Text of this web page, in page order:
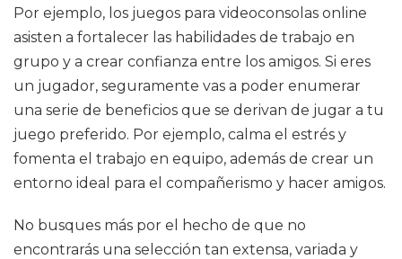
Por ejemplo, los juegos para videoconsolas online
asisten a fortalecer las habilidades de trabajo en
grupo y a crear confianza entre los amigos. Si eres
un jugador, seguramente vas a poder enumerar
una serie de beneficios que se derivan de jugar a tu
juego preferido. Por ejemplo, calma el estrés y
fomenta el trabajo en equipo, además de crear un
entorno ideal para el compañerismo y hacer amigos.
No busques más por el hecho de que no
encontrarás una selección tan extensa, variada y